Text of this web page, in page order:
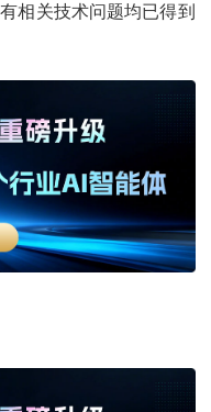
相关技术问题均已得到